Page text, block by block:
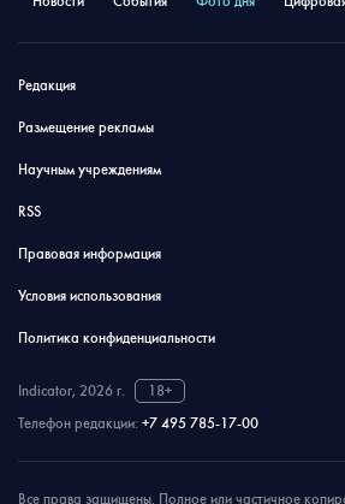
Редакция
Размещение рекламы
Научным учреждениям
RSS
Правовая информация
Условия использования
Политика конфиденциальности
Indicator, 2026 г.
18+
Телефон редакции: +7 495 785-17-00
Все права защищены. Полное или частичное